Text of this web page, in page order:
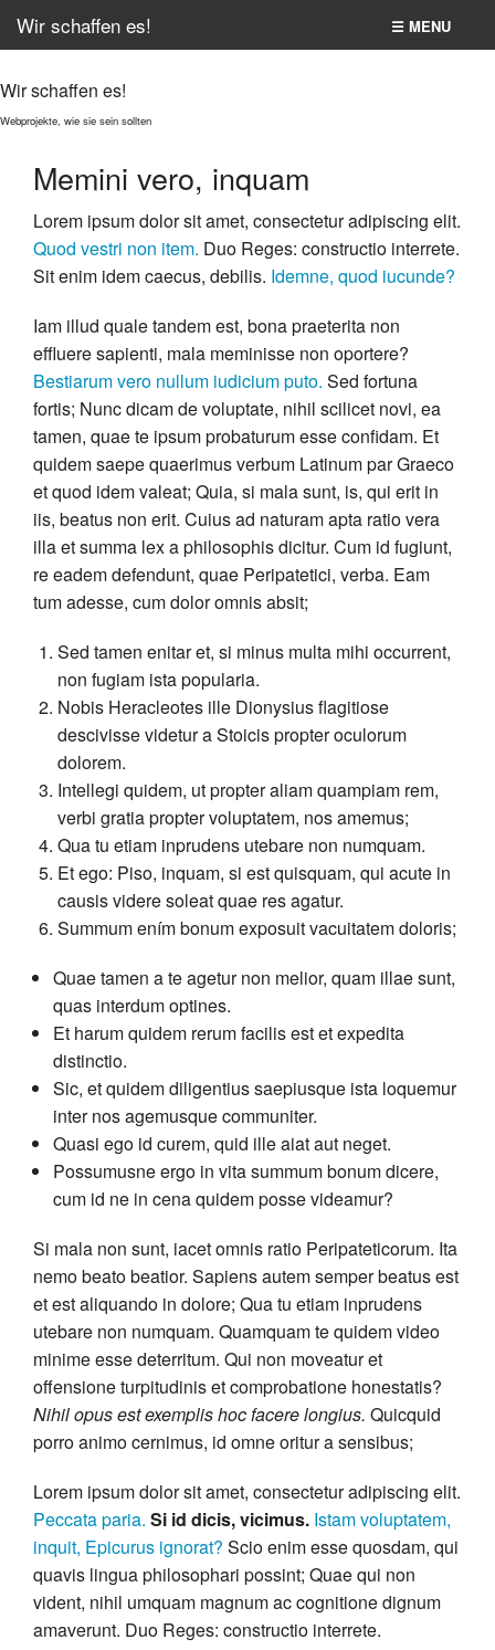
Wir schaffen es! ☰ MENU
Second item
All pages
The Bolt site
Suche
Wir schaffen es!
Webprojekte, wie sie sein sollten
Memini vero, inquam
Lorem ipsum dolor sit amet, consectetur adipiscing elit.
Quod vestri non item. Duo Reges: constructio interrete.
Sit enim idem caecus, debilis. Idemne, quod iucunde?
Iam illud quale tandem est, bona praeterita non
effluere sapienti, mala meminisse non oportere?
Bestiarum vero nullum iudicium puto. Sed fortuna
fortis; Nunc dicam de voluptate, nihil scilicet novi, ea
tamen, quae te ipsum probaturum esse confidam. Et
quidem saepe quaerimus verbum Latinum par Graeco
et quod idem valeat; Quia, si mala sunt, is, qui erit in
iis, beatus non erit. Cuius ad naturam apta ratio vera
illa et summa lex a philosophis dicitur. Cum id fugiunt,
re eadem defendunt, quae Peripatetici, verba. Eam
tum adesse, cum dolor omnis absit;
Sed tamen enitar et, si minus multa mihi occurrent,
non fugiam ista popularia.
Nobis Heracleotes ille Dionysius flagitiose
descivisse videtur a Stoicis propter oculorum
dolorem.
Intellegi quidem, ut propter aliam quampiam rem,
verbi gratia propter voluptatem, nos amemus;
Qua tu etiam inprudens utebare non numquam.
Et ego: Piso, inquam, si est quisquam, qui acute in
causis videre soleat quae res agatur.
Summum ením bonum exposuit vacuitatem doloris;
Quae tamen a te agetur non melior, quam illae sunt,
quas interdum optines.
Et harum quidem rerum facilis est et expedita
distinctio.
Sic, et quidem diligentius saepiusque ista loquemur
inter nos agemusque communiter.
Quasi ego id curem, quid ille aiat aut neget.
Possumusne ergo in vita summum bonum dicere,
cum id ne in cena quidem posse videamur?
Si mala non sunt, iacet omnis ratio Peripateticorum. Ita
nemo beato beatior. Sapiens autem semper beatus est
et est aliquando in dolore; Qua tu etiam inprudens
utebare non numquam. Quamquam te quidem video
minime esse deterritum. Qui non moveatur et
offensione turpitudinis et comprobatione honestatis?
Nihil opus est exemplis hoc facere longius. Quicquid
porro animo cernimus, id omne oritur a sensibus;
Lorem ipsum dolor sit amet, consectetur adipiscing elit.
Peccata paria. Si id dicis, vicimus. Istam voluptatem,
inquit, Epicurus ignorat? Scio enim esse quosdam, qui
quavis lingua philosophari possint; Quae qui non
vident, nihil umquam magnum ac cognitione dignum
amaverunt. Duo Reges: constructio interrete.